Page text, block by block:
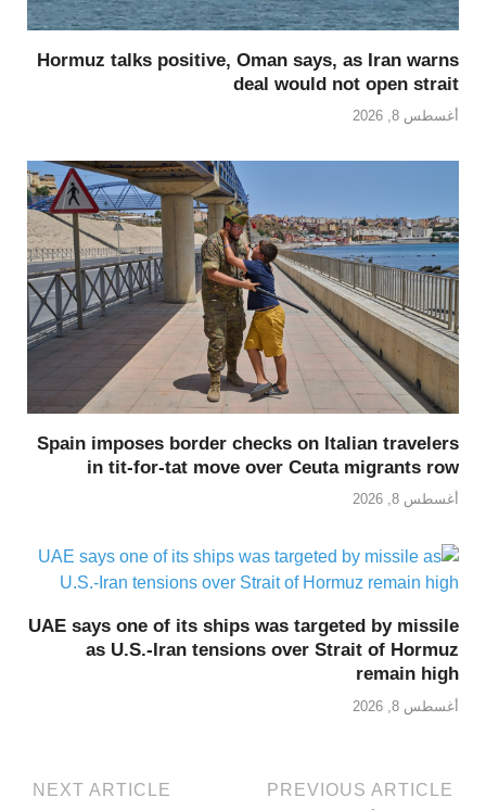
Hormuz talks positive, Oman says, as Iran warns
deal would not open strait
أغسطس 8, 2026
Spain imposes border checks on Italian travelers
in tit-for-tat move over Ceuta migrants row
أغسطس 8, 2026
UAE says one of its ships was targeted by missile
as U.S.-Iran tensions over Strait of Hormuz
remain high
أغسطس 8, 2026
PREVIOUS ARTICLE
NEXT ARTICLE